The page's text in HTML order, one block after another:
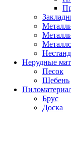
Нерудные
Песок
Щебень
Брус
Доска